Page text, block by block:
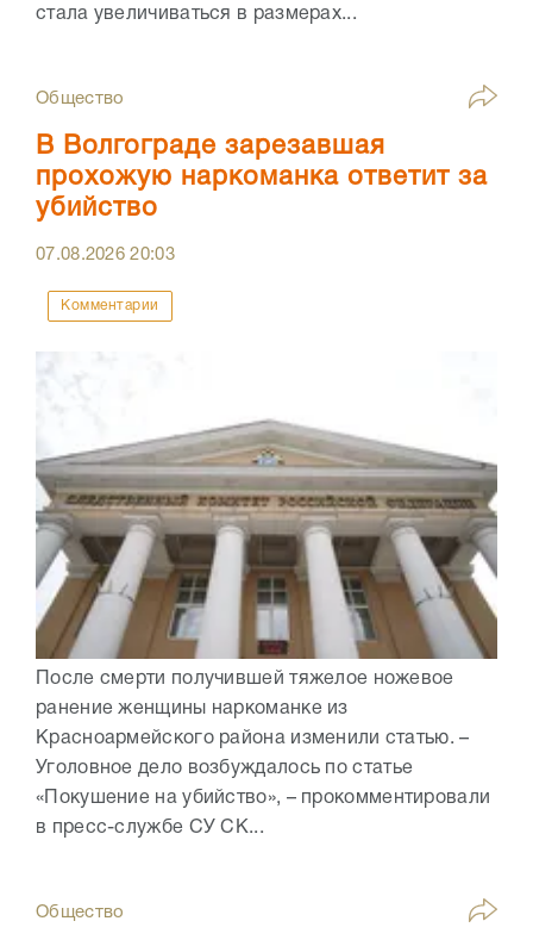
стала увеличиваться в размерах...
Общество
В Волгограде зарезавшая
прохожую наркоманка ответит за
убийство
07.08.202620:03
Комментарии
После смерти получившей тяжелое ножевое
ранение женщины наркоманке из
Красноармейского района изменили статью. –
Уголовное дело возбуждалось по статье
«Покушение на убийство», – прокомментировали
в пресс-службе СУ СК...
Общество